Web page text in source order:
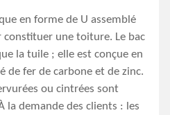
en forme de U assemblé
constituer une toiture. Le bac
la tuile ; elle est conçue en
de fer de carbone et de zinc.
ou cintrées sont
la demande des clients : les